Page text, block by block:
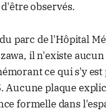
observés.
parc de l'Hôpital
il n'existe
ce qui s'y est
Aucune plaque
formelle dans